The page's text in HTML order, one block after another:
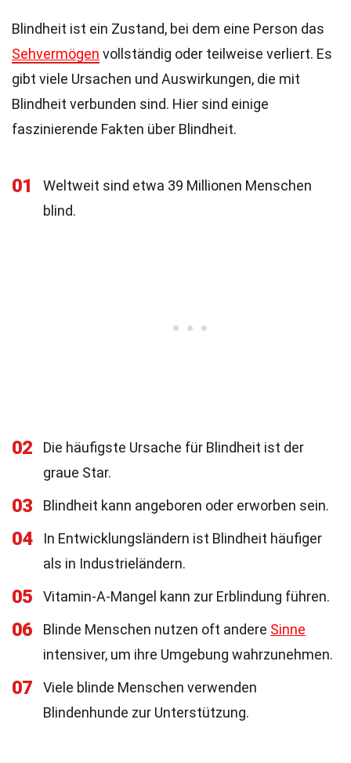
Blindheit ist ein Zustand, bei dem eine Person das
Sehvermögen vollständig oder teilweise verliert. Es
gibt viele Ursachen und Auswirkungen, die mit
Blindheit verbunden sind. Hier sind einige
faszinierende Fakten über Blindheit.
01
Weltweit sind etwa 39 Millionen Menschen
blind.
02
Die häufigste Ursache für Blindheit ist der
graue Star.
03 Blindheit kann angeboren oder erworben sein.
04
In Entwicklungsländern ist Blindheit häufiger
als in Industrieländern.
05 Vitamin-A-Mangel kann zur Erblindung führen.
06 Blinde Menschen nutzen oft andere Sinne
intensiver, um ihre Umgebung wahrzunehmen.
07
Viele blinde Menschen verwenden
Blindenhunde zur Unterstützung.